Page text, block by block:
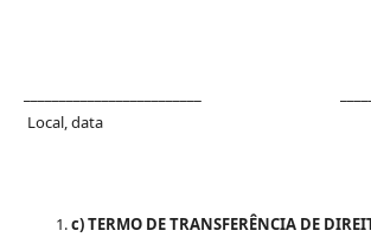
Local, data
c) TERMO DE TRANSFERÊNCIA DE